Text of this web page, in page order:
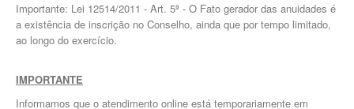
Importante: Lei 12514/2011 - Art. 5ª - O Fato gerador das anuidades é
a existência de inscrição no Conselho, ainda que por tempo limitado,
ao longo do exercício.
IMPORTANTE
Informamos que o atendimento online está temporariamente em